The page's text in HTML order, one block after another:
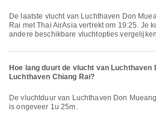
De laatste vlucht van Luchthaven Don Mueang naar Luchthaven Chiang
Rai met Thai AirAsia vertrekt om 19:25. Je
andere beschikbare vluchtopties
Hoe lang duurt de vlucht van Luchthaven
Luchthaven Chiang Rai?
De vluchtduur van Luchthaven Don Mueang naar Luchthaven Chiang Rai
is ongeveer 1u 25m.